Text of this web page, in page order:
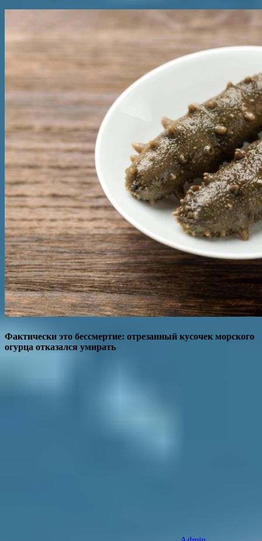
Фактически это бессмертие: отрезанный кусочек морского
огурца отказался умирать